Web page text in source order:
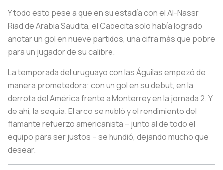
Y todo esto pese a que en su estadía con el Al-Nassr
Riad de Arabia Saudita, el Cabecita solo había logrado
anotar un gol en nueve partidos, una cifra más que pobre
para un jugador de su calibre.
La temporada del uruguayo con las Águilas empezó de
manera prometedora: con un gol en su debut, en la
derrota del América frente a Monterrey en la jornada 2. Y
de ahí, la sequía. El arco se nubló y el rendimiento del
flamante refuerzo americanista – junto al de todo el
equipo para ser justos – se hundió, dejando mucho que
desear.